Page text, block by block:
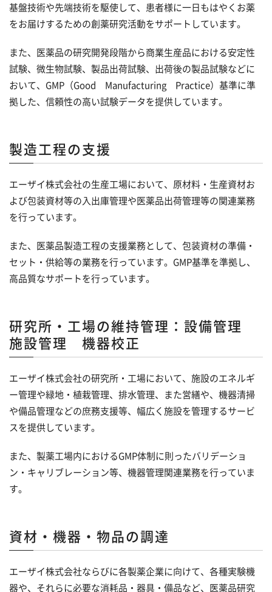
中堅社員座談会
成長を支える制度
ワークとライフを支える制度
キャリア採用
基盤技術や先端技術を駆使して、患者様に一日もはやくお薬
をお届けするための創薬研究活動をサポートしています。
また、医薬品の研究開発段階から商業生産品における安定性
試験、微生物試験、製品出荷試験、出荷後の製品試験などに
おいて、GMP（Good Manufacturing Practice）基準に準
拠した、信頼性の高い試験データを提供しています。
製造工程の支援
エーザイ株式会社の生産工場において、原材料・生産資材お
よび包装資材等の入出庫管理や医薬品出荷管理等の関連業務
を行っています。
また、医薬品製造工程の支援業務として、包装資材の準備・
セット・供給等の業務を行っています。GMP基準を準拠し、
高品質なサポートを行っています。
研究所・工場の維持管理：設備管理
施設管理 機器校正
エーザイ株式会社の研究所・工場において、施設のエネルギ
ー管理や緑地・植栽管理、排水管理、また営繕や、機器清掃
や備品管理などの庶務支援等、幅広く施設を管理するサービ
スを提供しています。
また、製薬工場内におけるGMP体制に則ったバリデーショ
ン・キャリブレーション等、機器管理関連業務を行っていま
す。
資材・機器・物品の調達
エーザイ株式会社ならびに各製薬企業に向けて、各種実験機
器や、それらに必要な消耗品・器具・備品など、医薬品研究